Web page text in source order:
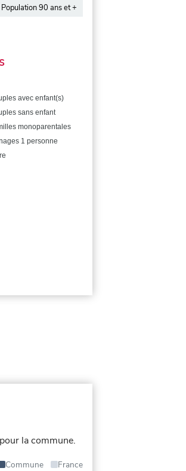
Population 90 ans et +
avec enfant(s)
sans enfant
monoparentales
1 personne
la commune.
Commune
France